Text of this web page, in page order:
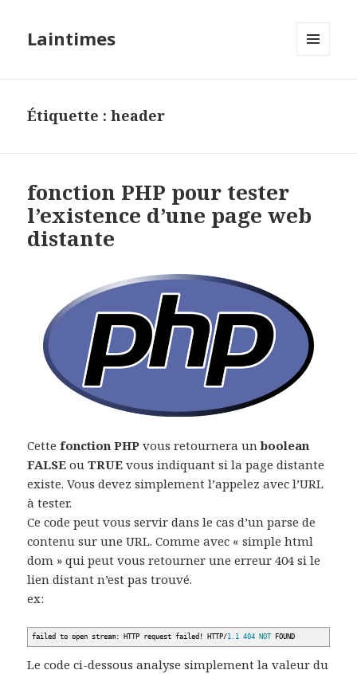
Laintimes
Étiquette :header
fonction PHP pour tester
l’existence d’une page web
distante
Cettefonction PHP vous retournera unboolean
FALSE ouTRUE vous indiquant si la page distante
existe. Vous devez simplement l’appelez avec l’URL
à tester.
Ce code peut vous servir dans le cas d’un parse de
contenu sur une URL. Comme avec « simple html
dom » qui peut vous retourner une erreur 404 si le
lien distant n’est pas trouvé.
ex:
failed to open stream: HTTP request failed ! HTTP/1.1 404 NOTFOUND
Le code ci-dessous analyse simplement la valeur du